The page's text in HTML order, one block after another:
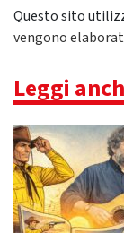
Questo sito
vengono
Leggi